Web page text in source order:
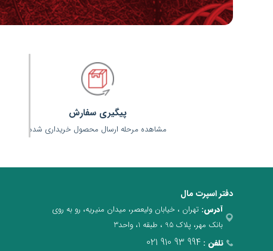
پیگیری سفارش
مشاهده مرحله ارسال محصول خریداری شده
دفتر اسپرت مال
آدرس: تهران ، خیابان ولیعصر، میدان منیریه، رو به روی
بانک مهر، پلاک 95 ، طبقه 1، واحد3
تلفن : 021 910 93 994